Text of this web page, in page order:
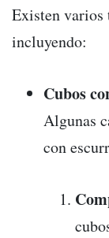
Existen varios
incluyendo:
Cubos
Algunas
con